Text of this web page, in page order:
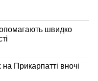
швидко
Прикарпатті вночі